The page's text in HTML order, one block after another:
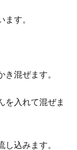
す。
混ぜます。
入れて混ぜま
込みます。